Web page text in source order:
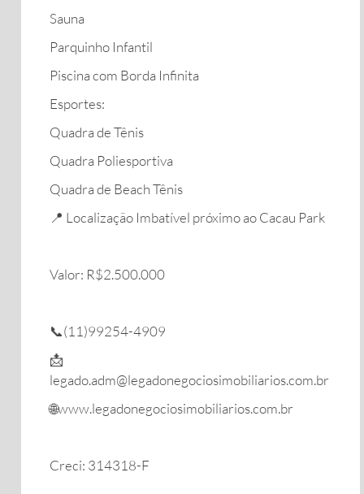
​Sauna
​Parquinho Infantil
​Piscina com Borda Infinita
​Esportes:
​Quadra de Tênis
​Quadra Poliesportiva
​Quadra de Beach Tênis
​📍 Localização Imbatível próximo ao Cacau Park
Valor: R$2.500.000
📞(11)99254-4909
📩
legado.adm@legadonegociosimobiliarios.com.br
🌐www.legadonegociosimobiliarios.com.br
Creci: 314318-F